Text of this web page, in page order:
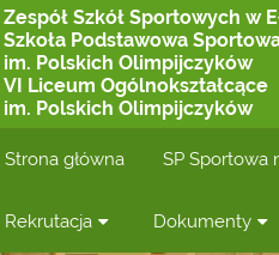
Zespół Szkół Sportowych w
Szkoła Podstawowa
im. Polskich Olimpijczyków
VI Liceum Ogólnokształcące
im. Polskich Olimpijczyków
Strona główna SP Sportowa
Rekrutacja Dokumenty